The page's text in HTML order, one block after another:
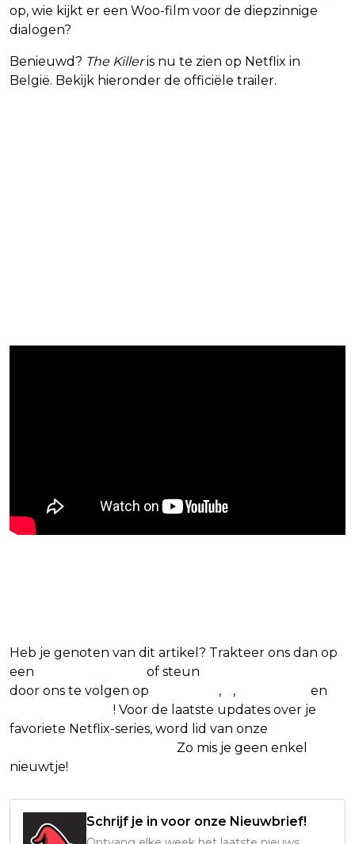
op, wie kijkt er een Woo-film voor de diepzinnige
dialogen?
Benieuwd? The Killeris nu te zien op Netflix in
België. Bekijk hieronder de officiële trailer.
Heb je genoten van dit artikel? Trakteer ons dan op
een
of steun
door ons te volgen op
, ,
en
! Voor de laatste updates over je
favoriete Netflix-series, word lid van onze
Zo mis je geen enkel
nieuwtje!
Schrijf je in voor onze Nieuwbrief!